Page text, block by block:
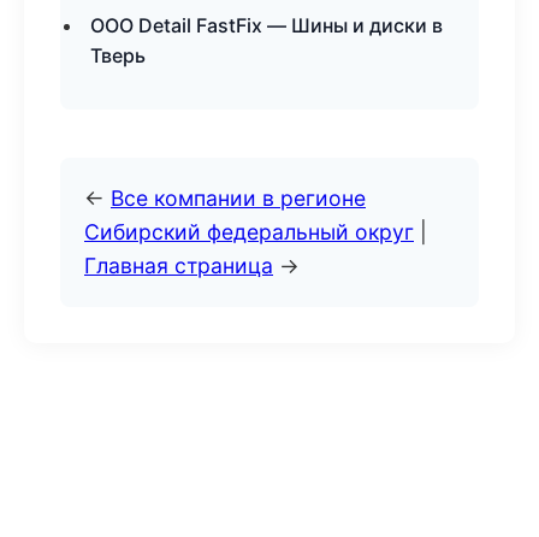
ООО Detail FastFix — Шины и диски в
Тверь
← Все компании в регионе
Сибирский федеральный округ
Главная страница →